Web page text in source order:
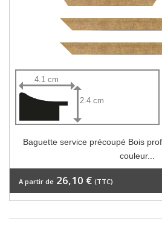
4.1 cm
2.4 cm
Baguette service précoupé Bois
couleur...
A partir de 26,10 € (TTC)